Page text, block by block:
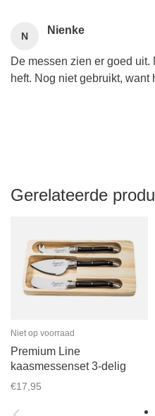
N Nienke
De messen zien er goed
heft. Nog niet gebruikt, want
Gerelateerde
Niet op voorraad
Premium Line
kaasmessenset 3-delig
zwart
€17,95